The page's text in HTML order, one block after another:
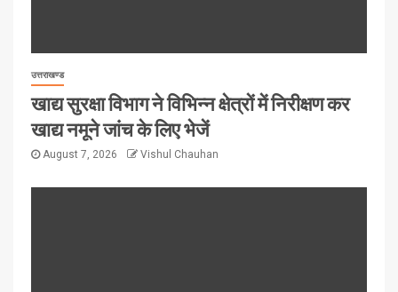
उत्तराखण्ड
खाद्य सुरक्षा विभाग ने विभिन्न क्षेत्रों में निरीक्षण कर
खाद्य नमूने जांच के लिए भेजें
August 7, 2026 Vishul Chauhan